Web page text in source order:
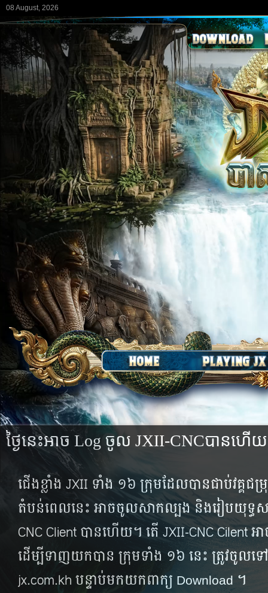
08 August, 2026
ថ្ងៃ​នេះអាច Log ​ចូល​ JXII-CNCបាន​ហើយ
ជើង​ខ្លាំង JXII ទាំង ១៦ ក្រុម​ដែល​បាន​ជាប់​វគ្គ​ជម្
តំបន់​ពេល​នេះ អាច​ចូល​សាក​ល្បង និង​រៀប​យុទ្ធសា
CNC Client បាន​ហើយ។ តើ​ JXII-CNC
ដើម្បី​ទាញ​យក​បាន ក្រុម​ទាំង​ ១៦ នេះ ត្រូវ​ចូល​ទ
jx.com.kh បន្ទាប់​មក​យក​ពាក្យ Download ។